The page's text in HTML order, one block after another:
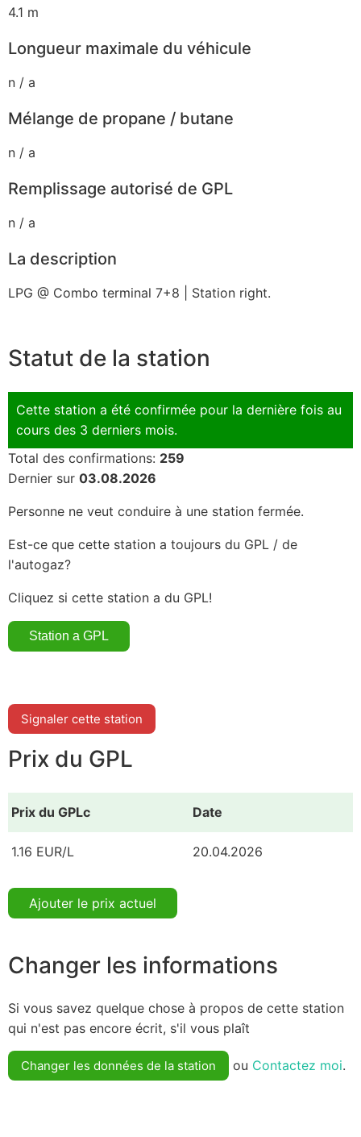
4.1 m
Longueur maximale du véhicule
n / a
Mélange de propane / butane
n / a
Remplissage autorisé de GPL
n / a
La description
LPG @ Combo terminal 7+8 | Station right.
Statut de la station
Cette station a été confirmée pour la dernière fois au
cours des 3 derniers mois.
Total des confirmations: 259
Dernier sur 03.08.2026
Personne ne veut conduire à une station fermée.
Est-ce que cette station a toujours du GPL / de
l'autogaz?
Cliquez si cette station a du GPL!
Signaler cette station
Prix du GPL
Prix du GPLc Date
1.16 EUR/L 20.04.2026
Ajouter le prix actuel
Changer les informations
Si vous savez quelque chose à propos de cette station
qui n'est pas encore écrit, s'il vous plaît
Changer les données de la station ou Contactez moi.